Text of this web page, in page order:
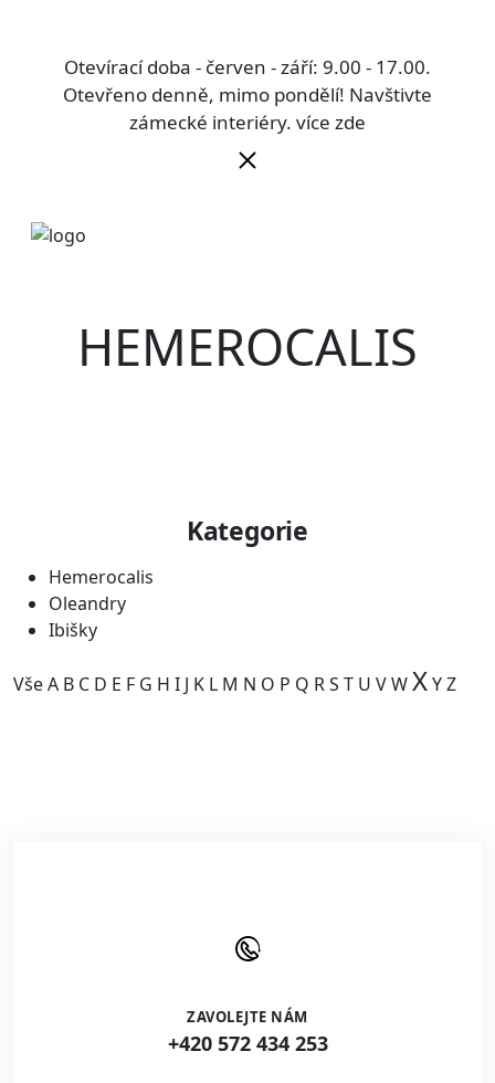
Otevírací doba - červen - září: 9.00 - 17.00.
Otevřeno denně, mimo pondělí! Navštivte
zámecké interiéry. více zde
HEMEROCALIS
Kategorie
Hemerocalis
Oleandry
Ibišky
VšeA B C D E F G H I J K L M N O P Q RS T U VWXYZ
ZAVOLEJTE NÁM
+420 572 434 253